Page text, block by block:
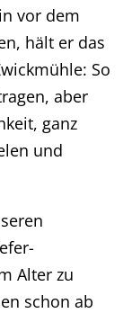
vor dem
hält er das
So
aber
ganz
und
Alter zu
schon ab